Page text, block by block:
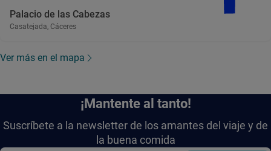
Palacio de las Cabezas
Casatejada, Cáceres
Ver más en el mapa
¡Mantente al tanto!
Suscríbete a la newsletter de los amantes del viaje y de
la buena comida